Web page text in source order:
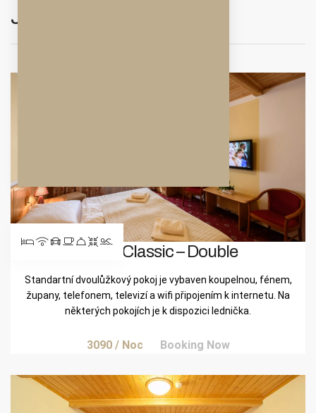
Jiné pokoje
Pokoj Classic – Double
Standartní dvoulůžkový pokoj je vybaven koupelnou, fénem,
župany, telefonem, televizí a wifi připojením k internetu. Na
některých pokojích je k dispozici lednička.
3090 / Noc Booking Now